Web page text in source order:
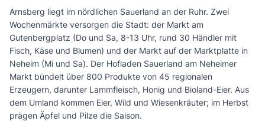
Arnsberg liegt im nördlichen Sauerland an der Ruhr. Zwei
Wochenmärkte versorgen die Stadt: der Markt am
Gutenbergplatz (Do und Sa, 8-13 Uhr, rund 30 Händler mit
Fisch, Käse und Blumen) und der Markt auf der Marktplatte in
Neheim (Mi und Sa). Der Hofladen Sauerland am Neheimer
Markt bündelt über 800 Produkte von 45 regionalen
Erzeugern, darunter Lammfleisch, Honig und Bioland-Eier. Aus
dem Umland kommen Eier, Wild und Wiesenkräuter; im Herbst
prägen Äpfel und Pilze die Saison.